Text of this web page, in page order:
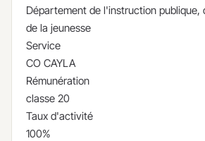
Département de l'instruction publique,
de la jeunesse
Service
CO CAYLA
Rémunération
classe 20
Taux d'activité
100%